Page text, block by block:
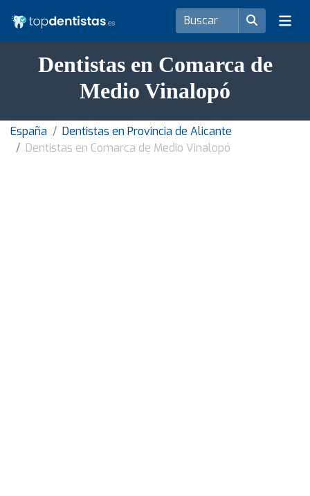
Dentistas en Comarca de
Medio Vinalopó
España
Dentistas en Provincia de Alicante
Dentistas en Comarca de Medio Vinalopó